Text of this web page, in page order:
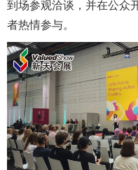
到场参观洽谈，并在公众
者热情参与。